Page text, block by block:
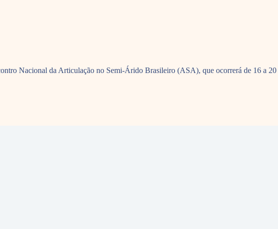
Nacional da Articulação no Semi-Árido Brasileiro (ASA), que ocorrerá de 16 a 20